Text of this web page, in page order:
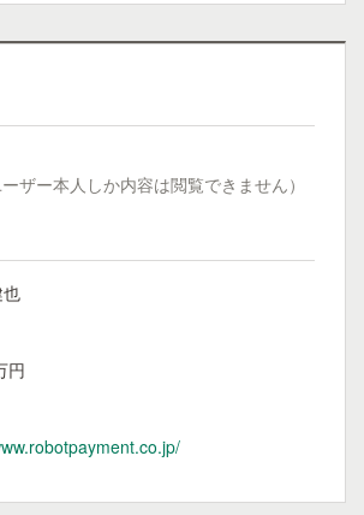
ーザー本人しか内容は閲覧できません）
円